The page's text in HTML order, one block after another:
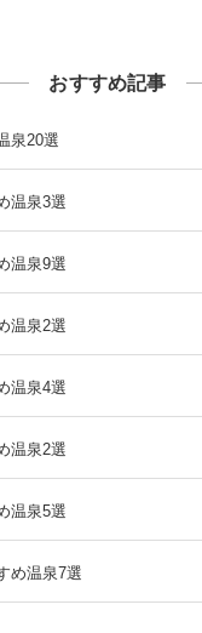
おすすめ記事
泉20選
温泉3選
温泉9選
温泉2選
温泉4選
温泉2選
温泉5選
め温泉7選